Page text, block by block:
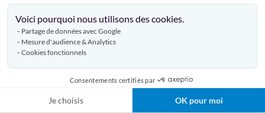
Voici pourquoi nous utilisons des cookies.
Partage de données avec Google
Mesure d'audience & Analytics
Cookies fonctionnels
Consentements certifiés par
Je choisis OK pour moi
Droit de rétractation, retour, échange,
remboursement
Aucun retour ni échange ne pourra être accepté
Comment porter un masque réutilisable de protection ?
1) Lavez-vous les mains avec de l'eau et du savon ou du